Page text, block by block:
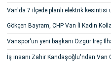
Van'da 7 ilçede planlı elektrik kesintisi
Gökçen Bayram, CHP Van İl Kadın
Vanspor'un yeni başkanı Özgür İreç
İş insanı Zahir Kandaşoğlu'ndan Van